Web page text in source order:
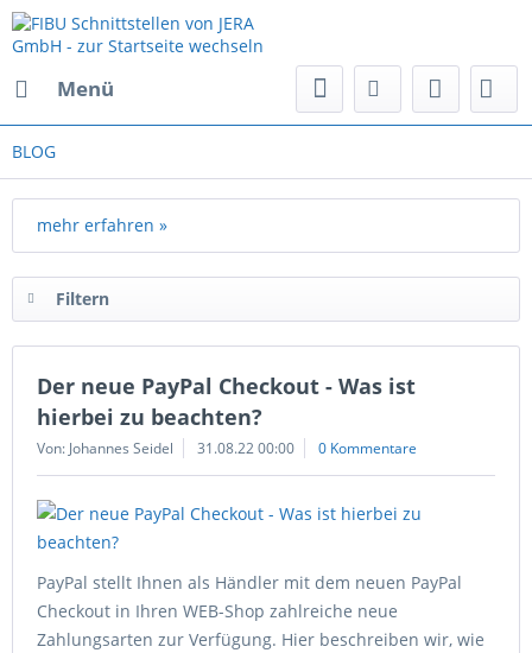
Menü
BLOG
mehr erfahren »
Filtern
Der neue PayPal Checkout - Was ist
hierbei zu beachten?
Von: Johannes Seidel 31.08.22 00:00 0 Kommentare
PayPal stellt Ihnen als Händler mit dem neuen PayPal
Checkout in Ihren WEB-Shop zahlreiche neue
Zahlungsarten zur Verfügung. Hier beschreiben wir, wie